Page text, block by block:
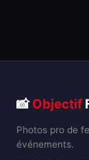
📸Objectif
Photos pro de
événements.